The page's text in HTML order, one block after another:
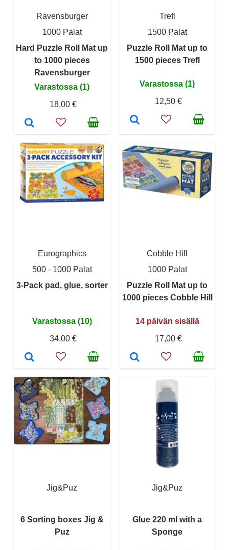
Ravensburger
1000 Palat
Hard Puzzle Roll Mat up
to 1000 pieces
Ravensburger
Varastossa (1)
18,00 €
Trefl
1500 Palat
Puzzle Roll Mat up to
1500 pieces Trefl
Varastossa (1)
12,50 €
Eurographics
500 - 1000 Palat
3-Pack pad, glue, sorter
Varastossa (10)
34,00 €
Cobble Hill
1000 Palat
Puzzle Roll Mat up to
1000 pieces Cobble Hill
14 päivän sisällä
17,00 €
Jig&Puz
6 Sorting boxes Jig &
Puz
Jig&Puz
Glue 220 ml with a
Sponge